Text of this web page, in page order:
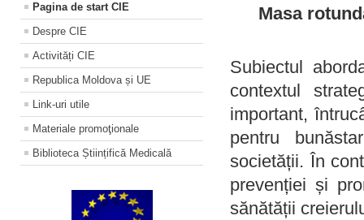
Pagina de start CIE
Despre CIE
Activități CIE
Republica Moldova și UE
Link-uri utile
Materiale promoţionale
Biblioteca Științifică Medicală
Masa
Subiectul
contextul
important,
pentru
societății. În
prevenției și
sănătății